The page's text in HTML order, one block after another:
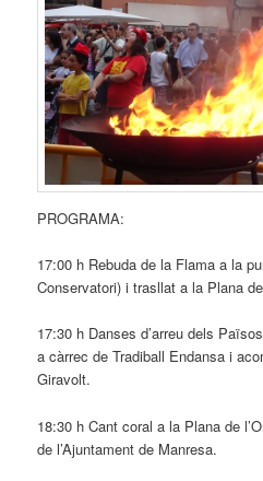
PROGRAMA:
17:00 h Rebuda de la Flama a la
Conservatori) i trasllat a la Plana de
17:30 h Danses d’arreu dels
a càrrec de Tradiball Endansa i
Giravolt.
18:30 h Cant coral a la Plana de
de l’Ajuntament de Manresa.